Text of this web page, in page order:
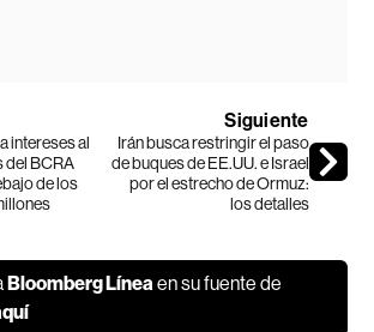
intereses al
del BCRA
de los
Siguiente
Irán busca restringir el paso
de buques de EE.UU. e Israel
por el estrecho de Ormuz:
los detalles
Bloomberg Línea en su fuente de